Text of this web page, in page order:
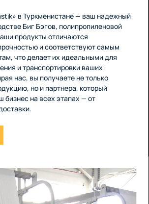
в Туркменистане — ваш надежный
Биг Бэгов, полипропиленовой
продукты отличаются
и соответствуют самым
что делает их идеальными для
и транспортировки ваших
нас, вы получаете не только
но и партнера, который
бизнес на всех этапах — от